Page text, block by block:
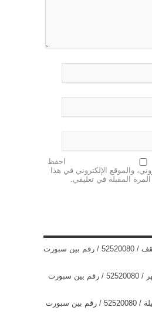
احفظ
والموقع الإلكتروني في هذا
المقبلة في تعليقي.
بي ان سبورت المنقف / 52520080 / رقم بين سبورت
بي ان سبورت الظهر / 52520080 / رقم بين سبورت
بي ان سبورت العقيلة / 52520080 / رقم بين سبورت